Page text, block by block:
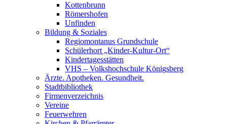
Kottenbrunn
Römershofen
Unfinden
Bildung & Soziales
Regiomontanus Grundschule
Schülerhort „Kinder-Kultur-Ort“
Kindertagesstätten
VHS – Volks­hoch­schule Königsberg
Ärzte. Apotheken. Gesundheit.
Stadtbibliothek
Firmenverzeichnis
Vereine
Feuerwehren